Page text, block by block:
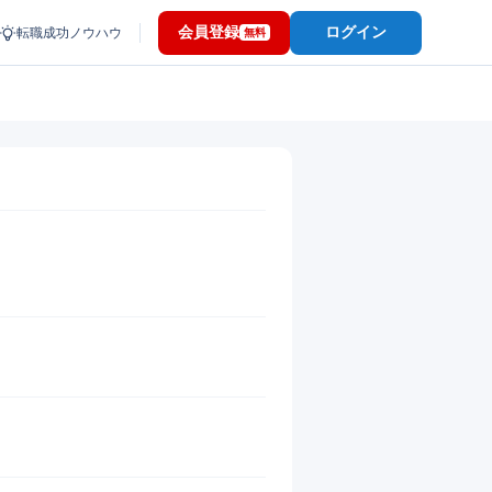
転職成功ノウハウ 会員登録 無料 ログイン